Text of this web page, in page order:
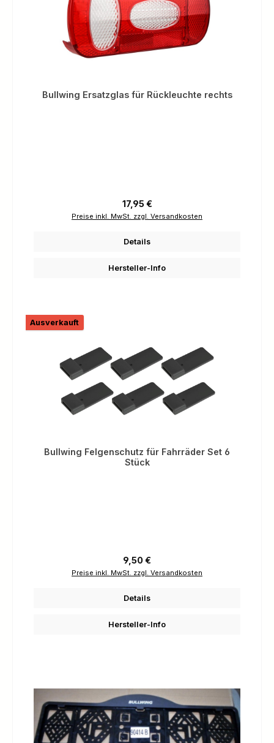
Bullwing Ersatzglas für Rückleuchte rechts
Regulärer Preis:
17,95 €
Preise inkl. MwSt. zzgl. Versandkosten
Details
Hersteller-Info
Ausverkauft
Bullwing Felgenschutz für Fahrräder Set 6
Stück
Regulärer Preis:
9,50 €
Preise inkl. MwSt. zzgl. Versandkosten
Details
Hersteller-Info